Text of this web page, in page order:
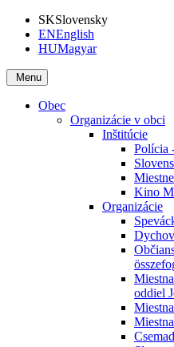
SKSlovensky
ENEnglish
HUMagyar
Menu
Obec
Organizácie v obci
Inštitúcie
Polícia
Kino
Organizácie
oddiel